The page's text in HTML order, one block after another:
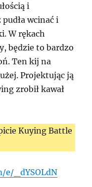
i
wcinać i
W rękach
będzie to bardzo
Ten kij na
Projektując ją
zrobił kawał
Kuying Battle
e/_dYSOLdN